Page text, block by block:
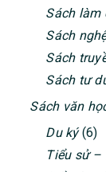
Sách làm
Sách
Sách
Sách tư
Sách văn
Du ký(6)
Tiểu sử –